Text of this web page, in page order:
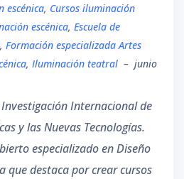
escénica, Cursos iluminación
escénica, Escuela de
, Formación especializada Artes
, Iluminación teatral – junio
Internacional de
y las Nuevas Tecnologías.
especializado en Diseño
que destaca por crear cursos